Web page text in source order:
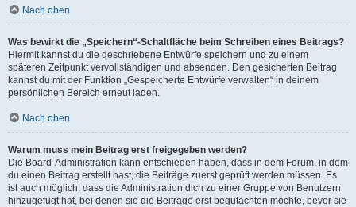
Nach oben
Was bewirkt die „Speichern“-Schaltfläche beim Schreiben eines Beitrags?
Hiermit kannst du die geschriebene Entwürfe speichern und zu einem
späteren Zeitpunkt vervollständigen und absenden. Den gesicherten Beitrag
kannst du mit der Funktion „Gespeicherte Entwürfe verwalten“ in deinem
persönlichen Bereich erneut laden.
Nach oben
Warum muss mein Beitrag erst freigegeben werden?
Die Board-Administration kann entschieden haben, dass in dem Forum, in dem
du einen Beitrag erstellt hast, die Beiträge zuerst geprüft werden müssen. Es
ist auch möglich, dass die Administration dich zu einer Gruppe von Benutzern
hinzugefügt hat, bei denen sie die Beiträge erst begutachten möchte, bevor sie